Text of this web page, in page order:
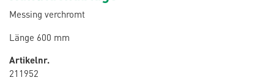
Messing verchromt
Länge 600 mm
Artikelnr.
211952